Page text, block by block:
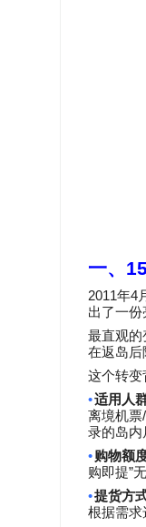
一、 15
2011年4
出了一份
最直观的
在返岛后
这个转变
•适用人
离境机票/
录的岛内
•购物额
购即提”
•提货方
根据需求